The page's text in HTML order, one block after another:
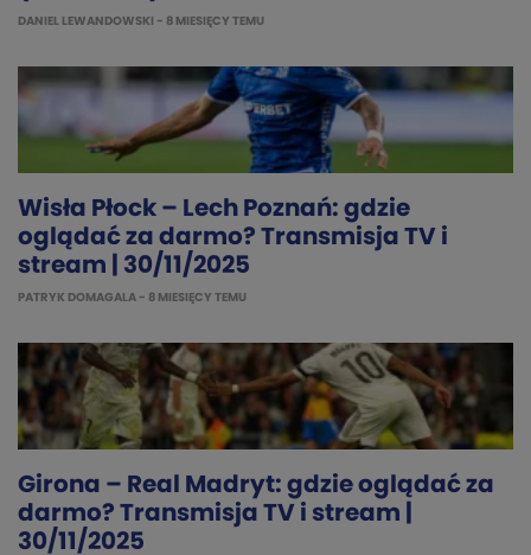
DANIEL LEWANDOWSKI - 8 MIESIĘCY TEMU
Wisła Płock – Lech Poznań: gdzie
oglądać za darmo? Transmisja TV i
stream | 30/11/2025
PATRYK DOMAGALA - 8 MIESIĘCY TEMU
Girona – Real Madryt: gdzie oglądać za
darmo? Transmisja TV i stream |
30/11/2025